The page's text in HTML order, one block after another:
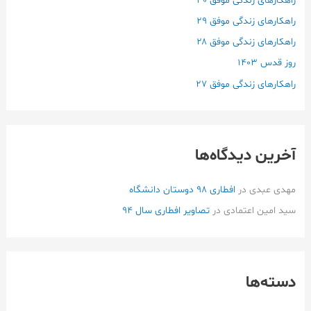
ا
ی
راهکارهای زندگی موفق ۲۹
راهکارهای زندگی موفق ۲۸
روز قدس ۱۴۰3
راهکارهای زندگی موفق ۲۷
آخرین دیدگاه‌ها
مهدی عبدی در افطاری ۹۸ دوستان دانشگاه
سید امین اعتمادی درتصاویر افطاری سال 94
دسته‌ها